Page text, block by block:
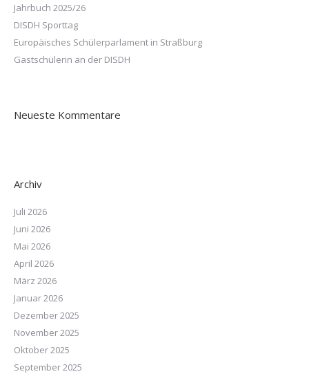
Jahrbuch 2025/26
DISDH Sporttag
Europäisches Schülerparlament in Straßburg
Gastschülerin an der DISDH
Neueste Kommentare
Archiv
Juli 2026
Juni 2026
Mai 2026
April 2026
März 2026
Januar 2026
Dezember 2025
November 2025
Oktober 2025
September 2025